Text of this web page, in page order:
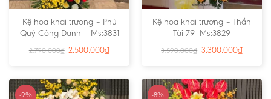
Kệ hoa khai trương – Phú
Quý Công Danh – Ms:3831
2.790.000₫ 2.500.000₫
Kệ hoa khai trương – Thần
Tài 79- Ms:3829
3.590.000₫ 3.300.000₫
-9% -8%